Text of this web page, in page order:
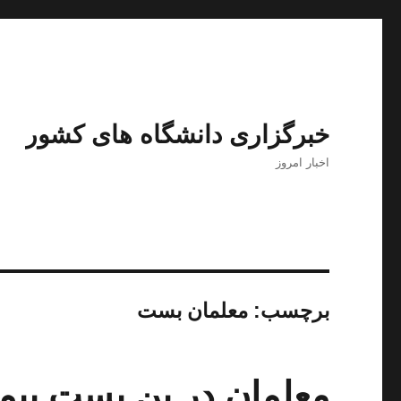
خبرگزاری دانشگاه های کشور
اخبار امروز
برچسب:معلمان بست